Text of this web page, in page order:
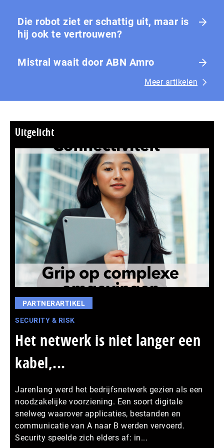
Die robot ziet er schattig uit, maar is
hij ook te vertrouwen?
Mistral waait door ABN Amro
Meer artikelen
Uitgelicht
PARTNERARTIKEL
SECURITY & RISK
Het netwerk is niet langer een
kabel,...
Jarenlang werd het bedrijfsnetwerk gezien als een
noodzakelijke voorziening. Een soort digitale
snelweg waarover applicaties, bestanden en
communicatie van A naar B werden vervoerd.
Security speelde zich elders af: in...